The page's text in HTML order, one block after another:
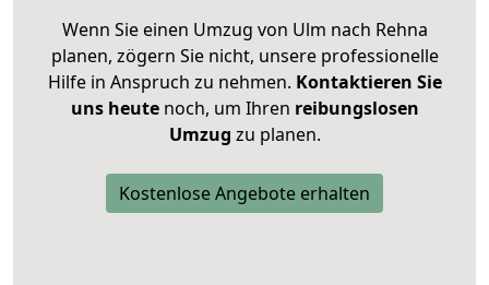
Wenn Sie einen Umzug von Ulm nach Rehna
planen, zögern Sie nicht, unsere professionelle
Hilfe in Anspruch zu nehmen. Kontaktieren Sie
uns heutenoch, um Ihren reibungslosen
Umzug zu planen.
Kostenlose Angebote erhalten